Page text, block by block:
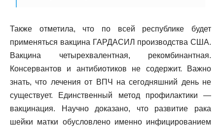
Также отметила, что по всей республике будет
применяться вакцина ГАРДАСИЛ производства США.
Вакцина четырехвалентная, рекомбинантная.
Консервантов и антибиотиков не содержит. Важно
знать, что лечения от ВПЧ на сегодняшний день не
существует. Единственный метод профилактики —
вакцинация. Научно доказано, что развитие рака
шейки матки обусловлено именно инфицированием